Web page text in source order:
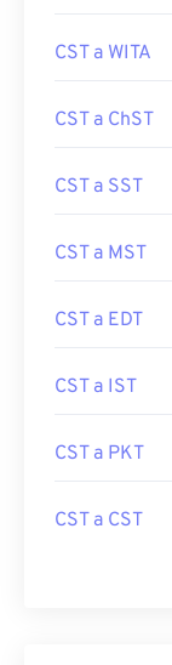
CST a WITA
CST a ChST
CST a SST
CST a MST
CST a EDT
CST a IST
CST a PKT
CST a CST